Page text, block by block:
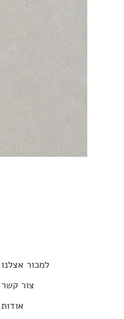
למכור אצלנו
צור קשר
אודות